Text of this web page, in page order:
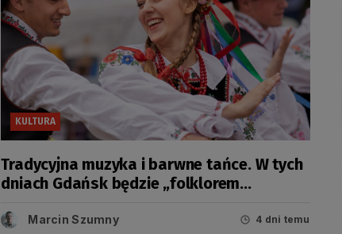
KULTURA
Tradycyjna muzyka i barwne tańce. W tych
dniach Gdańsk będzie „folklorem
Marcin Szumny 4 dni temu